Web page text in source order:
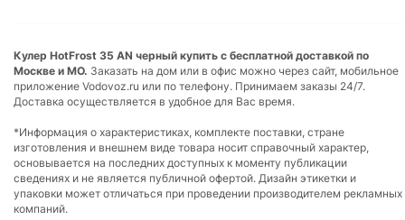
Кулер HotFrost 35 AN черный купить с бесплатной доставкой по
Москве и МО. Заказать на дом или в офис можно через сайт, мобильное
приложение Vodovoz.ru или по телефону. Принимаем заказы 24/7.
Доставка осуществляется в удобное для Вас время.
*Информация о характеристиках, комплекте поставки, стране
изготовления и внешнем виде товара носит справочный характер,
основывается на последних доступных к моменту публикации
сведениях и не является публичной офертой. Дизайн этикетки и
упаковки может отличаться при проведении производителем рекламных
компаний.